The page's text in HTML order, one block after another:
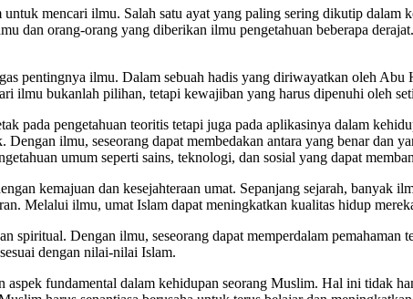
untuk mencari ilmu. Salah satu ayat yang paling sering dikutip
dan orang-orang yang diberikan ilmu pengetahuan beberapa
pentingnya ilmu. Dalam sebuah hadis yang diriwayatkan oleh
ilmu bukanlah pilihan, tetapi kewajiban yang harus dipenuhi oleh
pada pengetahuan teoritis tetapi juga pada aplikasinya dalam
Dengan ilmu, seseorang dapat membedakan antara yang benar dan
umum seperti sains, teknologi, dan sosial yang dapat
kemajuan dan kesejahteraan umat. Sepanjang sejarah,
Melalui ilmu, umat Islam dapat meningkatkan kualitas hidup
spiritual. Dengan ilmu, seseorang dapat memperdalam
dengan nilai-nilai Islam.
aspek fundamental dalam kehidupan seorang Muslim. Hal ini tidak